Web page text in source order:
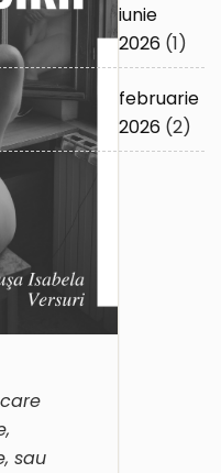
sau
iunie
2026 (1)
februarie
2026 (2)